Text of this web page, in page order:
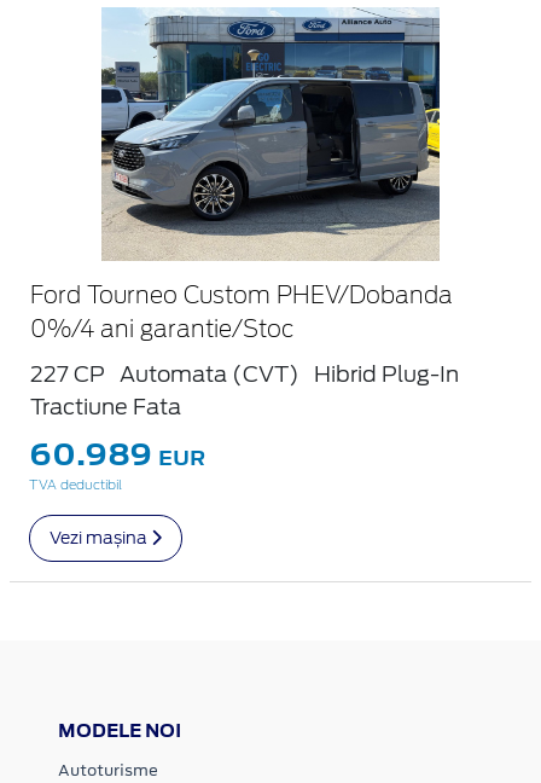
Ford Tourneo Custom PHEV/Dobanda
0%/4 ani garantie/Stoc
227 CP Automata (CVT)
Hibrid Plug-In
Tractiune Fata
60.989 EUR
TVA deductibil
Vezi mașina
MODELE NOI
Autoturisme